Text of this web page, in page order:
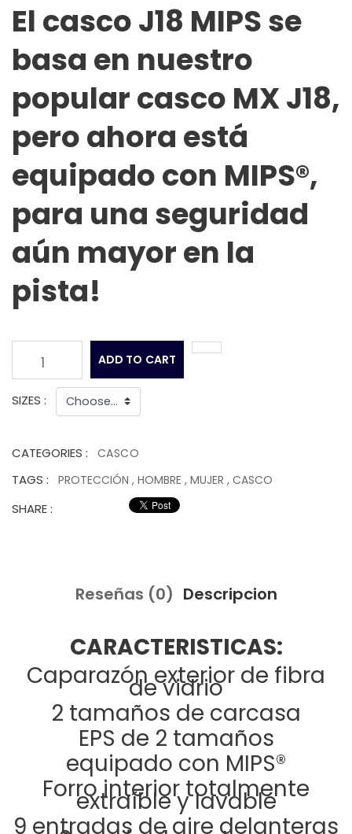
El casco J18 MIPS se
basa en nuestro
popular casco MX J18,
pero ahora está
equipado con MIPS®,
para una seguridad
aún mayor en la
pista!
1 ADD TO CART
SIZES :
CATEGORIES : CASCO
TAGS : PROTECCIÓN , HOMBRE , MUJER , CASCO
SHARE :
Reseñas (0) Descripcion
CARACTERISTICAS:
Caparazón exterior de fibra
de vidrio
2 tamaños de carcasa
EPS de 2 tamaños
equipado con MIPS®
Forro interior totalmente
extraíble y lavable
9 entradas de aire delanteras